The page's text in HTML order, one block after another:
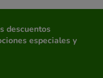
descuentos
especiales y